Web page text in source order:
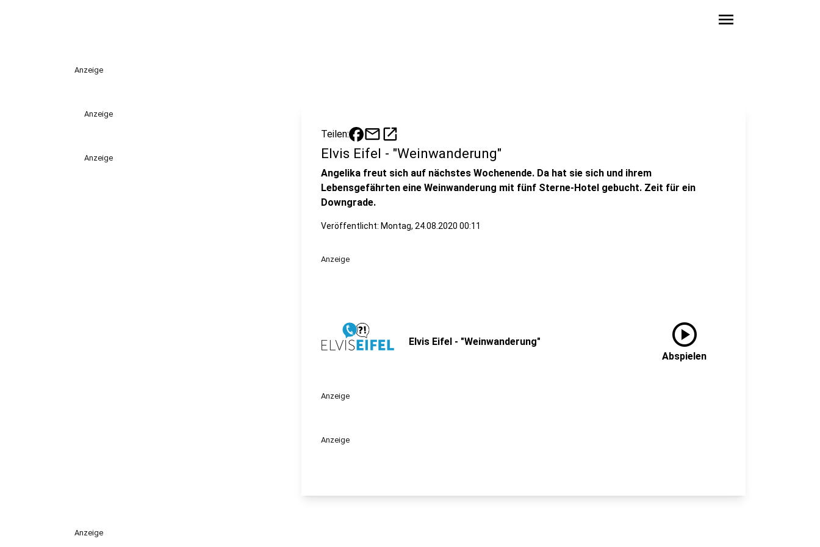
menu
Anzeige
Anzeige
Anzeige
Teilen: mailopen_in_new
Elvis Eifel - "Weinwanderung"
Angelika freut sich auf nächstes Wochenende. Da hat sie sich und ihrem
Lebensgefährten eine Weinwanderung mit fünf Sterne-Hotel gebucht. Zeit für ein
Downgrade.
Veröffentlicht: Montag, 24.08.2020 00:11
Anzeige
Elvis Eifel - "Weinwanderung" play_circle
Abspielen
Anzeige
Anzeige
Anzeige